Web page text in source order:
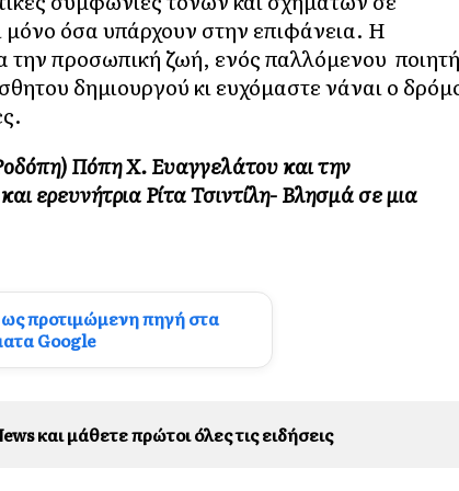
μόνο όσα υπάρχουν στην επιφάνεια. Η
την προσωπική ζωή, ενός παλλόμενου ποιητή
δημιουργού κι ευχόμαστε νάναι ο
Πόπη X. Ευαγγελάτου και την
ερευνήτρια Ρίτα Τσιντίλη- Βλησμά σε μια
προτιμώμενη πηγή στα
Google
και μάθετε πρώτοι όλες τις ειδήσεις